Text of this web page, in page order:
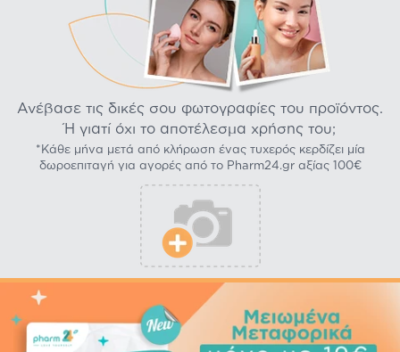
Ανέβασε τις δικές σου φωτογραφίες του προϊόντος.
Ή γιατί όχι το αποτέλεσμα χρήσης του;
*Κάθε μήνα μετά από κλήρωση ένας τυχερός κερδίζει μία
δωροεπιταγή για αγορές από το Pharm24.gr αξίας 100€